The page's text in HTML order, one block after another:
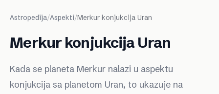
Astropedija/Aspekti/Merkur konjukcija Uran
Merkur konjukcija Uran
Kada se planeta Merkur nalazi u aspektu
konjukcija sa planetom Uran, to ukazuje na